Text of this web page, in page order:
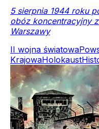
5 sierpnia 1944 roku
obóz koncentracyjny
Warszawy
II wojna światowa
KrajowaHolokaust